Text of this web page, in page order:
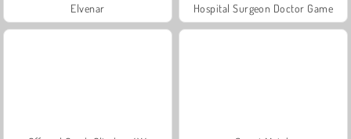
Elvenar Hospital Surgeon Doctor Game